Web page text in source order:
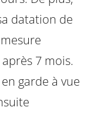
datation de
7 mois.
garde à vue